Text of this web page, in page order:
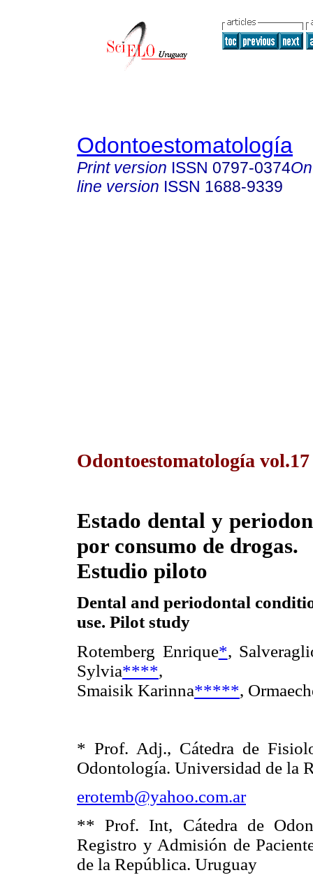
Odontoestomatología
Print version ISSN 0797-0374
line version ISSN 1688-9339
Odontoestomatología
Estado dental y
por consumo de drogas.
Estudio piloto
Dental and periodontal
use. Pilot study
Rotemberg Enrique*,
Sylvia****,
Smaisik Karinna*****,
* Prof. Adj., Cátedra de
Odontología. Universidad de la
erotemb@yahoo.com.ar
** Prof. Int, Cátedra de
Registro y Admisión de
de la República. Uruguay